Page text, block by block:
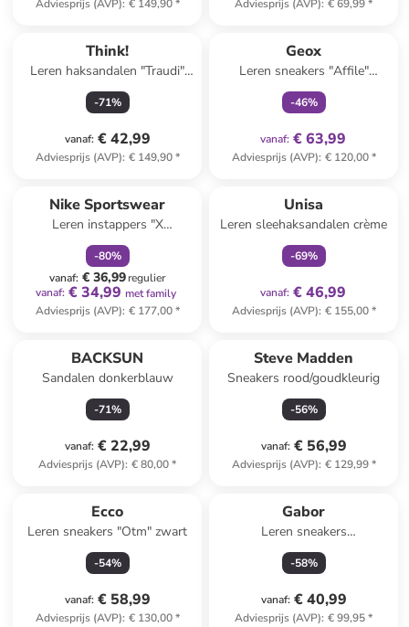
Adviesprijs (AVP): € 149,90* Adviesprijs (AVP): € 69,99*
Think!
Leren haksandalen "Traudi"
rood
-71%
vanaf: € 42,99
Adviesprijs (AVP): € 149,90*
Geox
Leren sneakers "Affile"
donkerblauw
-46%
vanaf: € 63,99
Adviesprijs (AVP): € 120,00*
Nike Sportswear
Leren instappers "X
Undercover Moc Flow" crème
-80%
vanaf: € 36,99regulier
vanaf: € 34,99 met family
Adviesprijs (AVP): € 177,00*
Unisa
Leren sleehaksandalen crème
-69%
vanaf: € 46,99
Adviesprijs (AVP): € 155,00*
BACKSUN
Sandalen donkerblauw
-71%
vanaf: € 22,99
Adviesprijs (AVP): € 80,00*
Steve Madden
Sneakers rood/goudkleurig
-56%
vanaf: € 56,99
Adviesprijs (AVP): € 129,99*
Ecco
Leren sneakers "Otm" zwart
-54%
vanaf: € 58,99
Adviesprijs (AVP): € 130,00*
Gabor
Leren sneakers
zilverkleurig/grijs
-58%
vanaf: € 40,99
Adviesprijs (AVP): € 99,95*